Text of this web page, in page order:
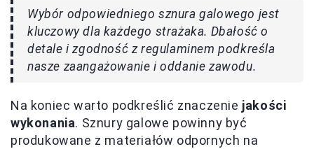
Wybór odpowiedniego sznura galowego jest
kluczowy dla każdego strażaka. Dbałość o
detale i zgodność z regulaminem podkreśla
nasze zaangażowanie i oddanie zawodu.
Na koniec warto podkreślić znaczenie jakości
wykonania. Sznury galowe powinny być
produkowane z materiałów odpornych na